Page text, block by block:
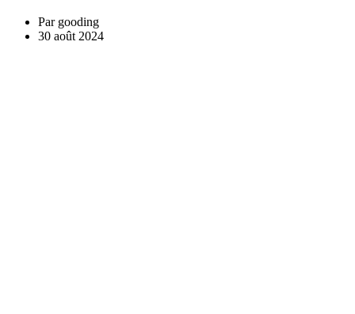
Pargooding
30 août 2024